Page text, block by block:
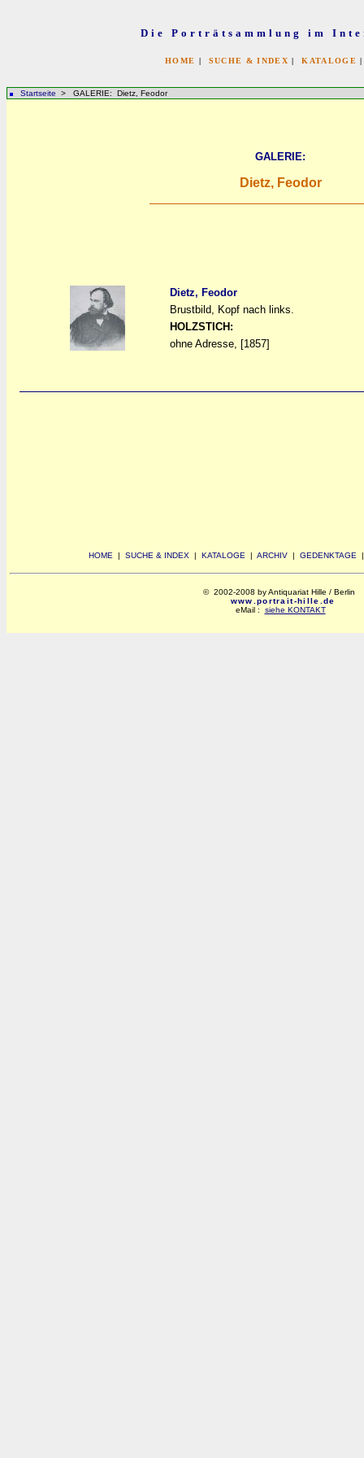
Die Porträtsammlung im
HOME | SUCHE & INDEX |KATALOGE
Startseite > GALERIE: Dietz, Feodor
GALERIE:
Dietz, Feodor
Dietz, Feodor
Brustbild, Kopf nach links.
HOLZSTICH:
ohne Adresse, [1857]
HOME | SUCHE & INDEX | KATALOGE | ARCHIV | GEDENKTAGE
© 2002-2008 by Antiquariat Hille / Berlin
www.portrait-hille.de
eMail : siehe KONTAKT